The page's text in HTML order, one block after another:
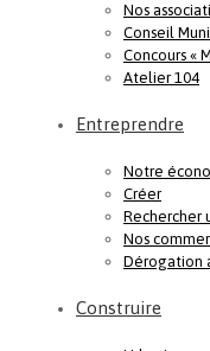
Nos
Conseil
Concours «
Atelier 104
Entreprendre
Notre
Créer
Rechercher
Nos
Dérogation
Construire